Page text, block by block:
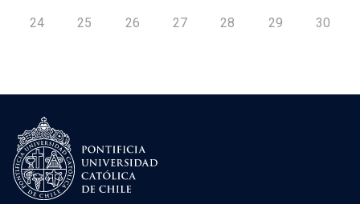
24 25 26 27 28 29 30